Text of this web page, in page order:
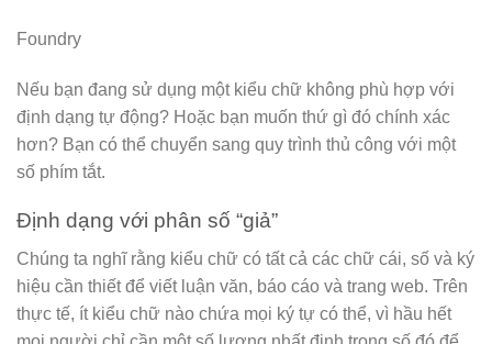
Foundry
Nếu bạn đang sử dụng một kiểu chữ không phù hợp với
định dạng tự động? Hoặc bạn muốn thứ gì đó chính xác
hơn? Bạn có thể chuyển sang quy trình thủ công với một
số phím tắt.
Định dạng với phân số “giả”
Chúng ta nghĩ rằng kiểu chữ có tất cả các chữ cái, số và ký
hiệu cần thiết để viết luận văn, báo cáo và trang web. Trên
thực tế, ít kiểu chữ nào chứa mọi ký tự có thể, vì hầu hết